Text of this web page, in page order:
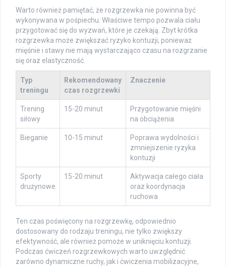
Warto również pamiętać, że rozgrzewka nie powinna być
wykonywana w pośpiechu. Właściwe tempo pozwala ciału
przygotować się do wyzwań, które je czekają. Zbyt krótka
rozgrzewka może zwiększać ryzyko kontuzji, ponieważ
mięśnie i stawy nie mają wystarczająco czasu na rozgrzanie
się oraz elastyczność.
Typ
treningu
Rekomendowany
czas rozgrzewki
Znaczenie
Trening
siłowy
15-20 minut
Przygotowanie mięśni
na obciążenia
Bieganie 10-15 minut
Poprawa wydolności i
zmniejszenie ryzyka
kontuzji
Sporty
drużynowe
15-20 minut
Aktywacja całego ciała
oraz koordynacja
ruchowa
Ten czas poświęcony na rozgrzewkę, odpowiednio
dostosowany do rodzaju treningu, nie tylko zwiększy
efektywność, ale również pomoże w uniknięciu kontuzji.
Podczas ćwiczeń rozgrzewkowych warto uwzględnić
zarówno dynamiczne ruchy, jak i ćwiczenia mobilizacyjne,